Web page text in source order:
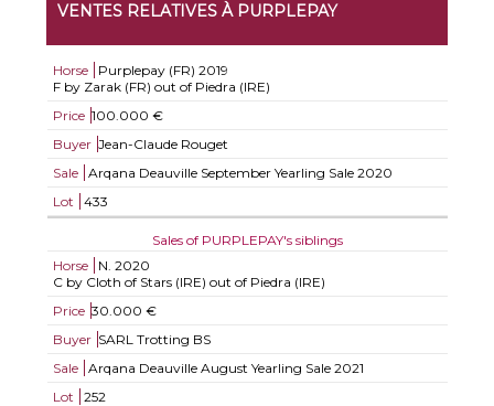
VENTES RELATIVES À PURPLEPAY
Horse Purplepay (FR) 2019
F by Zarak (FR) out of Piedra (IRE)
Price 100.000 €
Buyer Jean-Claude Rouget
Sale
Arqana Deauville September Yearling Sale 2020
Lot
433
Sales of PURPLEPAY's siblings
Horse
N. 2020
C by Cloth of Stars (IRE) out of Piedra (IRE)
Price 30.000 €
Buyer SARL Trotting BS
Sale
Arqana Deauville August Yearling Sale 2021
Lot
252